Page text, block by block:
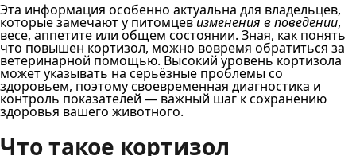
Эта информация особенно актуальна для владельцев,
которые замечают у питомцевизменения в поведении,
весе, аппетите или общем состоянии. Зная, как понять
что повышен кортизол, можно вовремя обратиться за
ветеринарной помощью. Высокий уровень кортизола
может указывать на серьёзные проблемы со
здоровьем, поэтому своевременная диагностика и
контроль показателей — важный шаг к сохранению
здоровья вашего животного.
Что такое кортизол